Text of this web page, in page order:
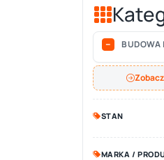
BUDOWA
STAN
MARKA /